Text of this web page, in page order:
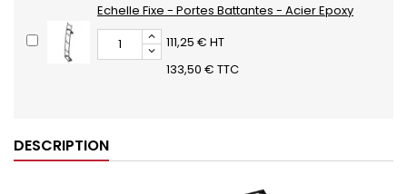
Echelle Fixe - Portes Battantes - Acier Epoxy
111,25 € HT
133,50 € TTC
DESCRIPTION